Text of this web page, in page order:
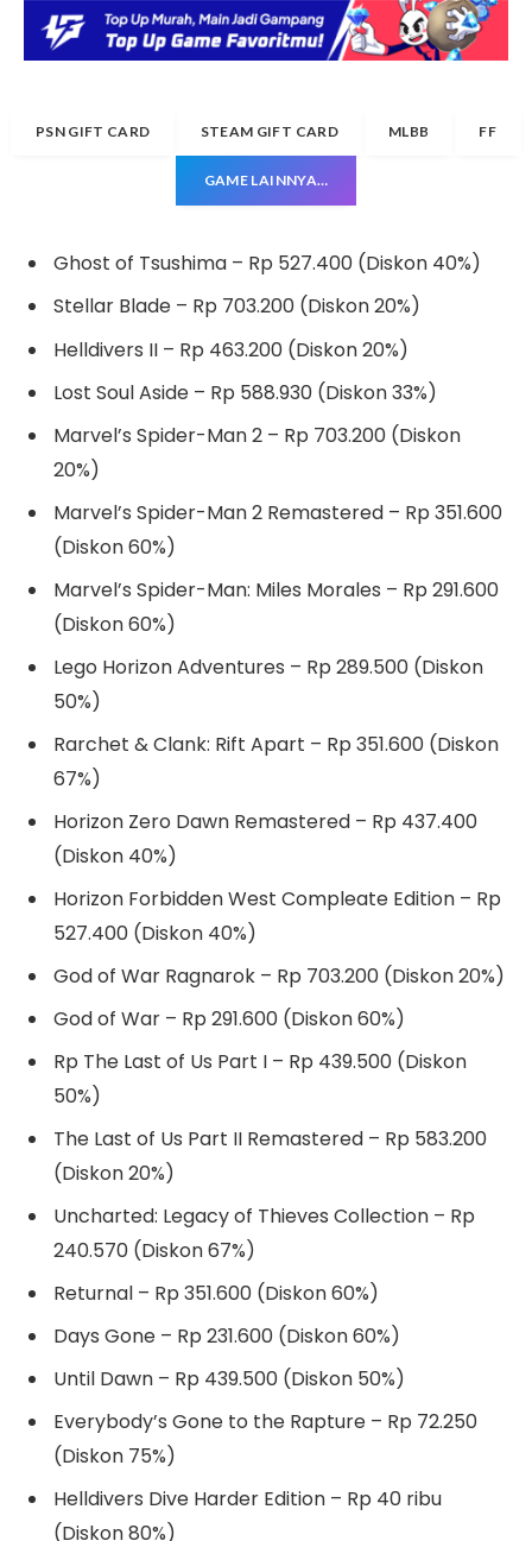
PSN GIFT CARD STEAM GIFT CARD MLBB FF
GAME LAINNYA…
Ghost of Tsushima – Rp 527.400 (Diskon 40%)
Stellar Blade – Rp 703.200 (Diskon 20%)
Helldivers II – Rp 463.200 (Diskon 20%)
Lost Soul Aside – Rp 588.930 (Diskon 33%)
Marvel’s Spider-Man 2 – Rp 703.200 (Diskon
20%)
Marvel’s Spider-Man 2 Remastered – Rp 351.600
(Diskon 60%)
Marvel’s Spider-Man: Miles Morales – Rp 291.600
(Diskon 60%)
Lego Horizon Adventures – Rp 289.500 (Diskon
50%)
Rarchet & Clank: Rift Apart – Rp 351.600 (Diskon
67%)
Horizon Zero Dawn Remastered – Rp 437.400
(Diskon 40%)
Horizon Forbidden West Compleate Edition – Rp
527.400 (Diskon 40%)
God of War Ragnarok – Rp 703.200 (Diskon 20%)
God of War – Rp 291.600 (Diskon 60%)
Rp The Last of Us Part I – Rp 439.500 (Diskon
50%)
The Last of Us Part II Remastered – Rp 583.200
(Diskon 20%)
Uncharted: Legacy of Thieves Collection – Rp
240.570 (Diskon 67%)
Returnal – Rp 351.600 (Diskon 60%)
Days Gone – Rp 231.600 (Diskon 60%)
Until Dawn – Rp 439.500 (Diskon 50%)
Everybody’s Gone to the Rapture – Rp 72.250
(Diskon 75%)
Helldivers Dive Harder Edition – Rp 40 ribu
(Diskon 80%)